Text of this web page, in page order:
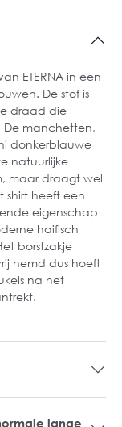
ETERNA in een
De stof is
draad die
De manchetten,
donkerblauwe
natuurlijke
maar draagt wel
shirt heeft een
eigenschap
haifisch
borstzakje
hemd dus hoeft
na het
lange